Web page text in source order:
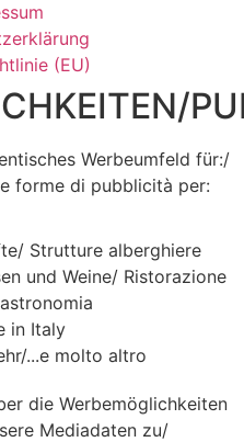
(EU)
Werbeumfeld für:/
forme di pubblicità per:
Strutture alberghiere
und Weine/ Ristorazione
in Italy
...e molto altro
die Werbemöglichkeiten
Mediadaten zu/